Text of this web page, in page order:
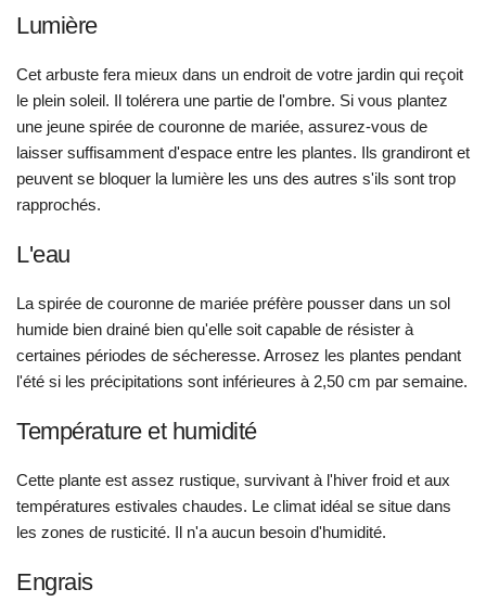
Lumière
Cet arbuste fera mieux dans un endroit de votre jardin qui reçoit
le plein soleil. Il tolérera une partie de l'ombre. Si vous plantez
une jeune spirée de couronne de mariée, assurez-vous de
laisser suffisamment d'espace entre les plantes. Ils grandiront et
peuvent se bloquer la lumière les uns des autres s'ils sont trop
rapprochés.
L'eau
La spirée de couronne de mariée préfère pousser dans un sol
humide bien drainé bien qu'elle soit capable de résister à
certaines périodes de sécheresse. Arrosez les plantes pendant
l'été si les précipitations sont inférieures à 2,50 cm par semaine.
Température et humidité
Cette plante est assez rustique, survivant à l'hiver froid et aux
températures estivales chaudes. Le climat idéal se situe dans
les zones de rusticité. Il n'a aucun besoin d'humidité.
Engrais